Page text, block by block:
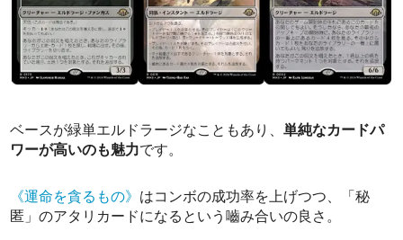
ベースが緑単エルドラージなこともあり、単純なカードパ
ワーが高いのも魅力です。
《運命を貪るもの》 はコンボの成功率を上げつつ、「秘
匿」のアタリカードになるという嚙み合いの良さ。